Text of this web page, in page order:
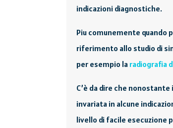
indicazioni diagnostiche.
Piu comunemente quando
riferimento allo studio di
per esempio la radiografia
C’è da dire che
invariata in alcune
livello di facile esecuzione